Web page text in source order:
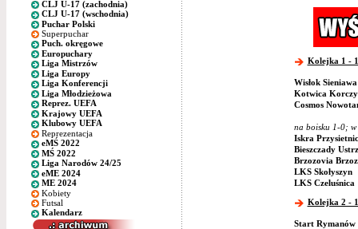
CLJ U-17 (zachodnia)
CLJ U-17 (wschodnia)
Puchar Polski
Superpuchar
Puch. okręgowe
Europuchary
Liga Mistrzów
Liga Europy
Liga Konferencji
Liga Młodzieżowa
Reprez. UEFA
Krajowy UEFA
Klubowy UEFA
Reprezentacja
eMŚ 2022
MŚ 2022
Liga Narodów 24/25
eME 2024
ME 2024
Kobiety
Futsal
Kalendarz
Kolejka 1 -
Wisłok Sieniawa
Kotwica
Cosmos
na boisku 1-0; w
Iskra
Bieszczady
Brzozovia
LKS Skołyszyn
LKS Czeluśnica
Kolejka 2 -
Start Rymanów